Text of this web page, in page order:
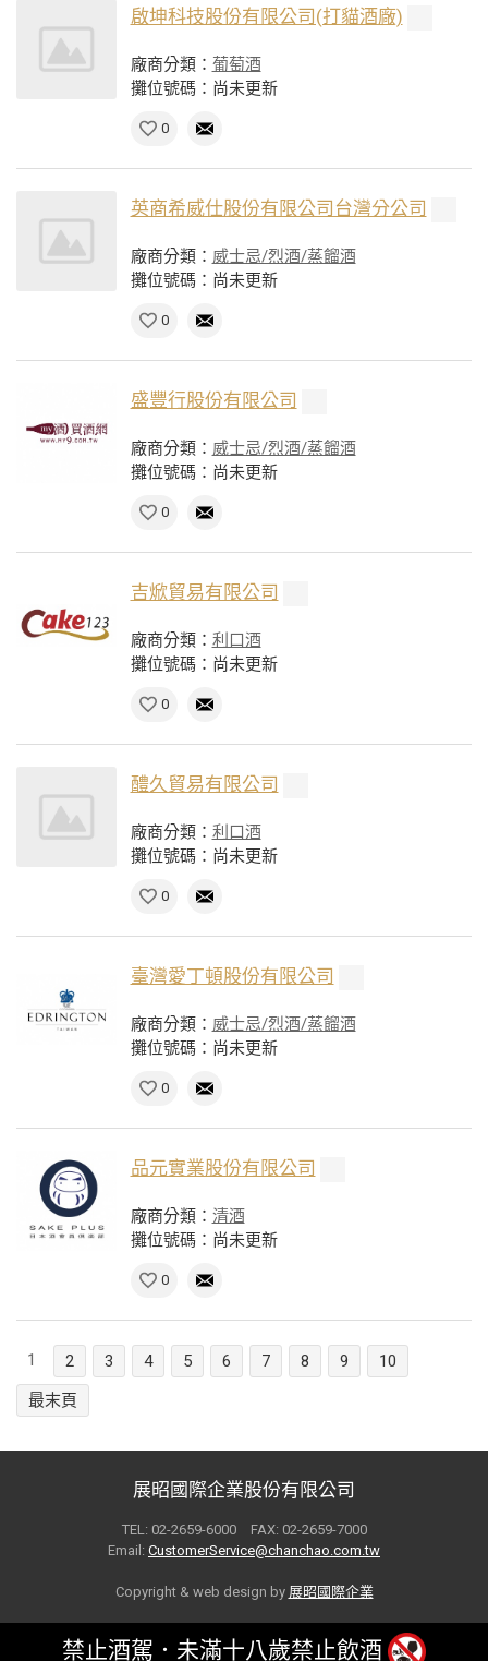
啟坤科技股份有限公司(打貓酒廠)
廠商分類： 葡萄酒
攤位號碼：尚未更新
0
英商希威仕股份有限公司台灣分公司
廠商分類： 威士忌/烈酒/蒸餾酒
攤位號碼：尚未更新
0
盛豐行股份有限公司
廠商分類： 威士忌/烈酒/蒸餾酒
攤位號碼：尚未更新
0
吉焮貿易有限公司
廠商分類： 利口酒
攤位號碼：尚未更新
0
醴久貿易有限公司
廠商分類： 利口酒
攤位號碼：尚未更新
0
臺灣愛丁頓股份有限公司
廠商分類： 威士忌/烈酒/蒸餾酒
攤位號碼：尚未更新
0
品元實業股份有限公司
廠商分類： 清酒
攤位號碼：尚未更新
0
1 2 3 4 5 6 7 8 9
10
最末頁
展昭國際企業股份有限公司
TEL: 02-2659-6000 FAX: 02-2659-7000
Email: CustomerService@chanchao.com.tw
Copyright & web design by 展昭國際企業
禁止酒駕．未滿十八歲禁止飲酒